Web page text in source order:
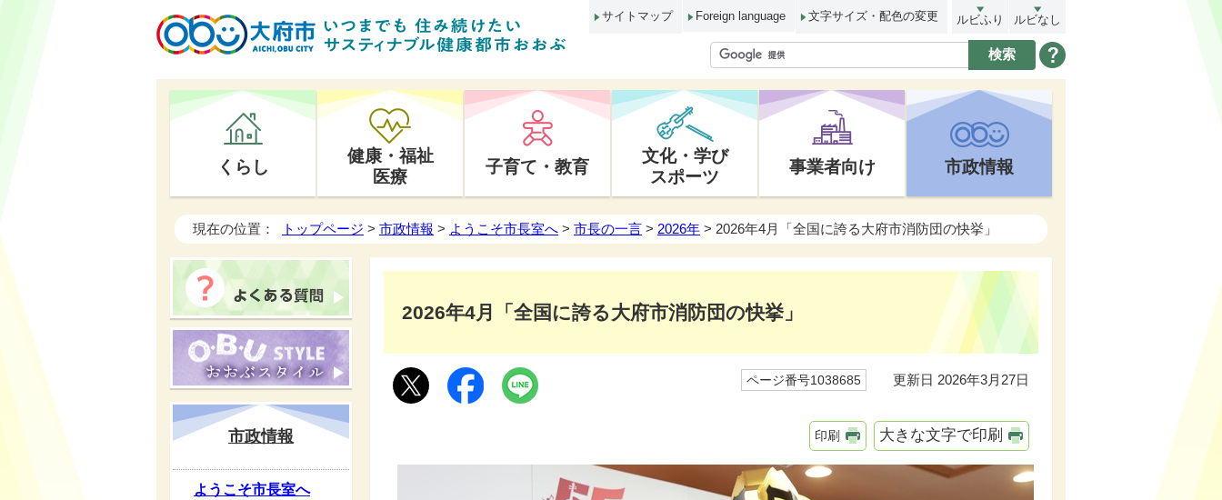
サイトマップ Foreign language 文字サイズ・配色の変更 ルビふり ルビなし
くらし
健康・福祉
医療
子育て・教育
文化・学び
スポーツ
事業者向け 市政情報
現在の位置： トップページ > 市政情報 > ようこそ市長室へ > 市長の一言 > 2026年 > 2026年4月「全国に誇る大府市消防団の快挙」
2026年4月「全国に誇る大府市消防団の快挙」
ページ番号1038685 更新日 2026年3月27日
印刷 大きな文字で印刷
市政情報
ようこそ市長室へ